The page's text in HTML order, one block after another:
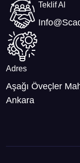
Teklif Al
Adres
Aşağı Öveçler
Ankara